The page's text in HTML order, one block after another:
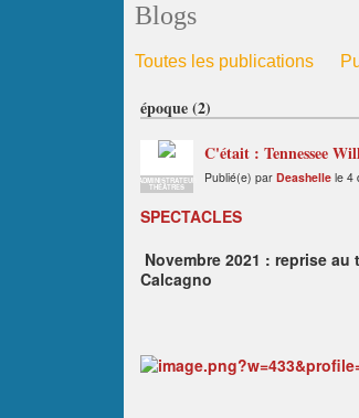
Blogs
Toutes les publications
époque (2)
ADMINISTRATEUR
THÉÂTRES
C'était : Tennessee
Publié(e) par Deashelle le 4
SPECTACLES
Novembre 2021 : reprise au
Calcagno